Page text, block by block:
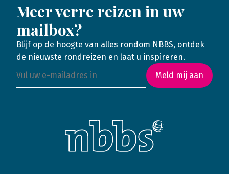
Meer verre reizen in uw
mailbox?
Blijf op de hoogte van alles rondom NBBS, ontdek
de nieuwste rondreizen en laat u inspireren.
Meld mij aan